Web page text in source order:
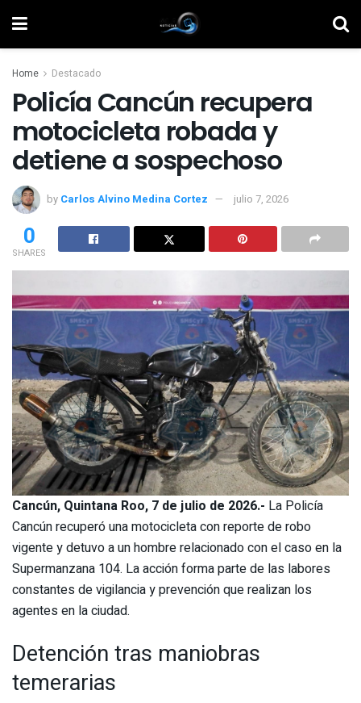
Home Destacado
Policía Cancún recupera
motocicleta robada y
detiene a sospechoso
by Carlos Alvino Medina Cortez julio 7, 2026
0
SHARES
Cancún, Quintana Roo, 7 de julio de 2026.- La Policía
Cancún recuperó una motocicleta con reporte de robo
vigente y detuvo a un hombre relacionado con el caso en la
Supermanzana 104. La acción forma parte de las labores
constantes de vigilancia y prevención que realizan los
agentes en la ciudad.
Detención tras maniobras
temerarias